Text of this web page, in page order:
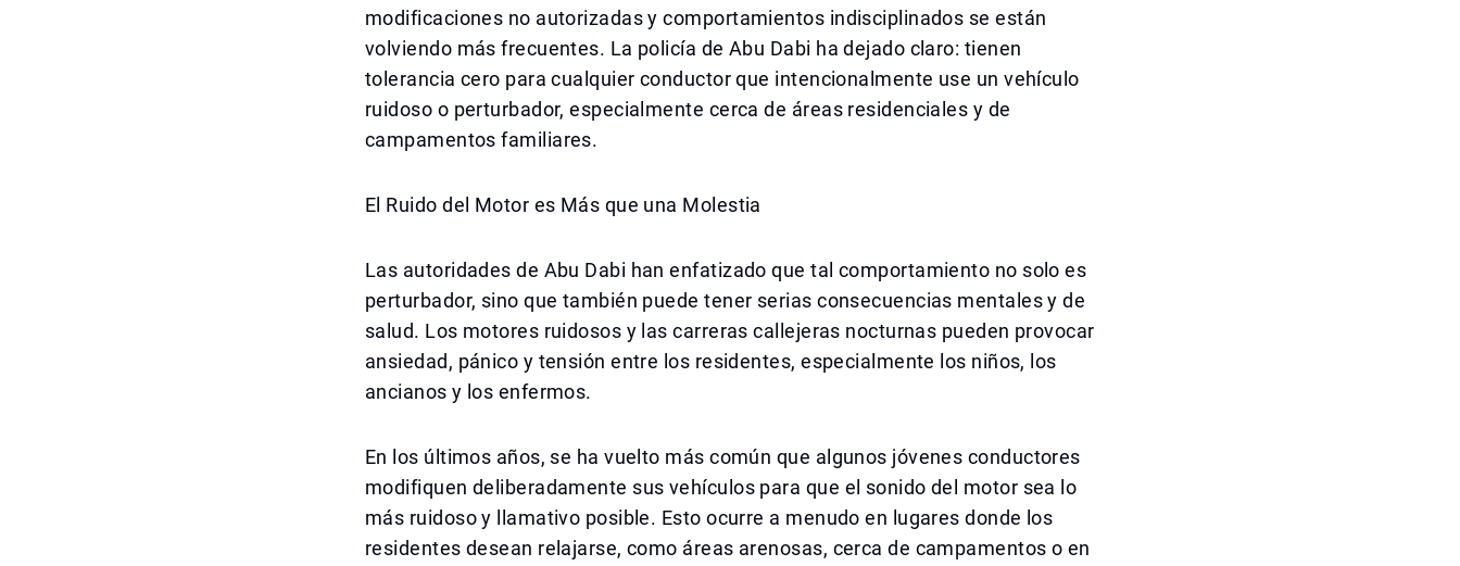
modificaciones no autorizadas y comportamientos indisciplinados se están
volviendo más frecuentes. La policía de Abu Dabi ha dejado claro: tienen
tolerancia cero para cualquier conductor que intencionalmente use un vehículo
ruidoso o perturbador, especialmente cerca de áreas residenciales y de
campamentos familiares.
El Ruido del Motor es Más que una Molestia
Las autoridades de Abu Dabi han enfatizado que tal comportamiento no solo es
perturbador, sino que también puede tener serias consecuencias mentales y de
salud. Los motores ruidosos y las carreras callejeras nocturnas pueden provocar
ansiedad, pánico y tensión entre los residentes, especialmente los niños, los
ancianos y los enfermos.
En los últimos años, se ha vuelto más común que algunos jóvenes conductores
modifiquen deliberadamente sus vehículos para que el sonido del motor sea lo
más ruidoso y llamativo posible. Esto ocurre a menudo en lugares donde los
residentes desean relajarse, como áreas arenosas, cerca de campamentos o en